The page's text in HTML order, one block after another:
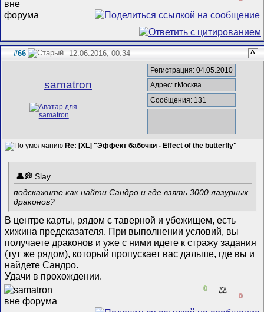
#66 12.06.2016, 00:34 ^
samatron
Регистрация: 04.05.2010
Адрес: г.Москва
Сообщения: 131
Re: [XL] "Эффект бабочки - Effect of the butterfly"
Slay
подскажите как найти Сандро и где взять 3000 лазурных
драконов?
В центре карты, рядом с таверной и убежищем, есть
хижина предсказателя. При выполнении условий, вы
получаете драконов и уже с ними идете к стражу задания
(тут же рядом), который пропускает вас дальше, где вы и
найдете Сандро.
Удачи в прохождении.
0 ⚖️
0